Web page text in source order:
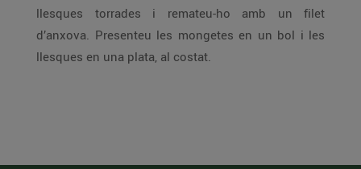
llesques torrades i remateu-ho amb un filet
d’anxova. Presenteu les mongetes en un bol i les
llesques en una plata, al costat.